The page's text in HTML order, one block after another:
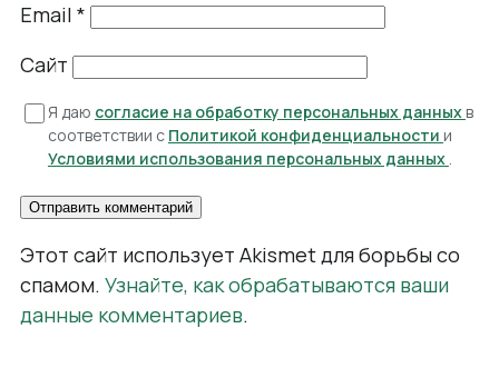
Email *
Сайт
Я даю согласие на обработку персональных данных в
соответствии с Политикой конфиденциальности и
Условиями использования персональных данных .
Этот сайт использует Akismet для борьбы со
спамом. Узнайте, как обрабатываются ваши
данные комментариев.